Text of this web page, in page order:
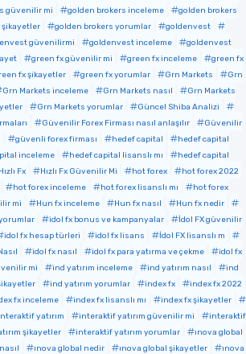
güvenilir mi golden brokers inceleme
golden brokers
şikayetler golden brokers yorumlar
goldenvest
güvenilirmi goldenvest inceleme
goldenvest
green fx güvenilir mi green fx inceleme
green fx
fx şikayetler green fx yorumlar Grn Markets
Grn
Grn Markets inceleme Grn Markets nasıl
Grn Markets
Grn Markets yorumlar
Güncel Shiba Analizi
Güvenilir Forex Firması nasıl anlaşılır
Güvenilir
güvenli forex firması hedef capital
hedef capital
inceleme hedef capital lisanslı mı
hedef capital
Hızlı Fx Hızlı Fx Güvenilir Mi hot forex
hot forex 2022
hot forex inceleme hot forex lisanslı mı
hot forex
mi Hun fx inceleme Hun fx nasıl
Hun fx nedir
idol fx bonus ve kampanyalar
İdol FX güvenilir
idol fx hesap türleri idol fx lisans
İdol FX lisanslı m
idol fx nasıl idol fx para yatırma ve çekme
idol fx
mi ind yatırım inceleme ind yatırım nasıl
ind
ind yatırım yorumlar index fx
index fx 2022
fx inceleme index fx lisanslı mı
index fx şikayetler
yatırım interaktif yatırım güvenilir mi
interaktif
şikayetler interaktif yatırım yorumlar
ınova global
ınova global nedir ınova global şikayetler
ınova